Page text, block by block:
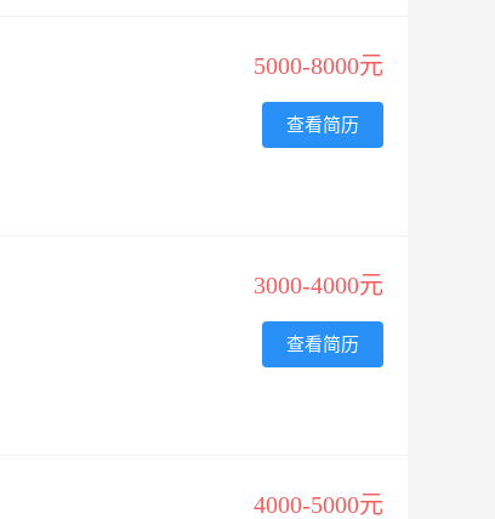
5000-8000元
查看简历
3000-4000元
查看简历
4000-5000元